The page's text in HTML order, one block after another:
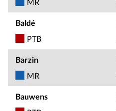
Baldé
PTB
Barzin
MR
Bauwens